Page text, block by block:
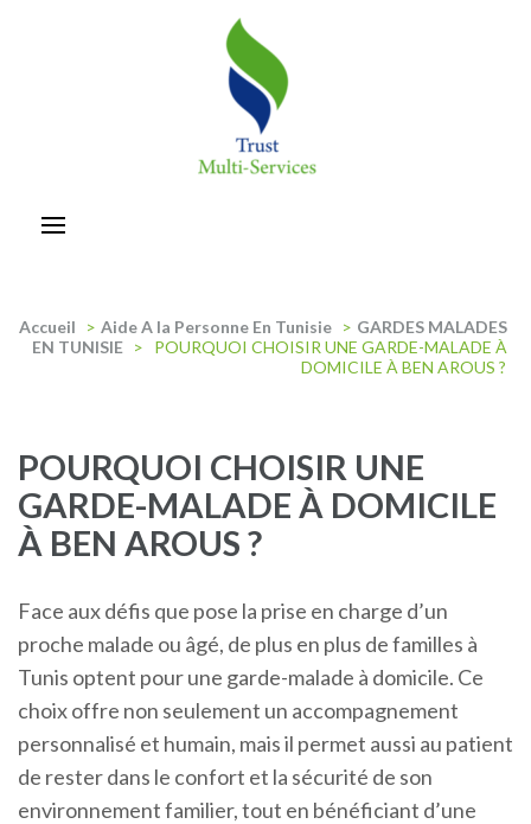
Accueil > Aide A la Personne En Tunisie > GARDES MALADES
EN TUNISIE >
POURQUOI CHOISIR UNE GARDE-MALADE À
DOMICILE À BEN AROUS ?
POURQUOI CHOISIR UNE
GARDE-MALADE À DOMICILE
À BEN AROUS ?
Face aux défis que pose la prise en charge d’un
proche malade ou âgé, de plus en plus de familles à
Tunis optent pour une garde-malade à domicile. Ce
choix offre non seulement un accompagnement
personnalisé et humain, mais il permet aussi au patient
de rester dans le confort et la sécurité de son
environnement familier, tout en bénéficiant d’une